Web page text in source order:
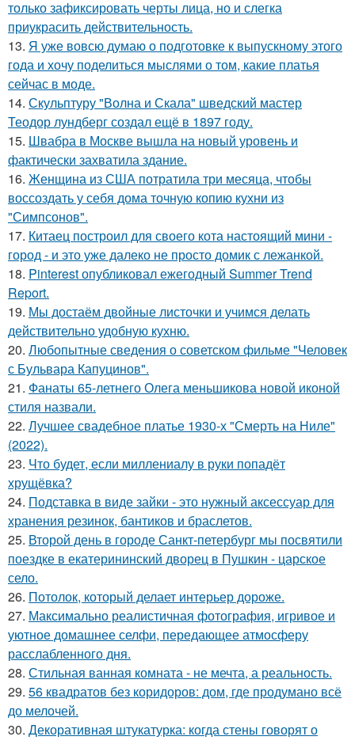
только зафиксировать черты лица, но и слегка
приукрасить действительность.
13. Я уже вовсю думаю о подготовке к выпускному этого
года и хочу поделиться мыслями о том, какие платья
сейчас в моде.
14. Скульптуру "Волна и Скала" шведский мастер
Теодор лундберг создал ещё в 1897 году.
15. Швабра в Москве вышла на новый уровень и
фактически захватила здание.
16. Женщина из США потратила три месяца, чтобы
воссоздать у себя дома точную копию кухни из
"Симпсонов".
17. Китаец построил для своего кота настоящий мини -
город - и это уже далеко не просто домик с лежанкой.
18. Pinterest опубликовал ежегодный Summer Trend
Report.
19. Мы достаём двойные листочки и учимся делать
действительно удобную кухню.
20. Любопытные сведения о советском фильме "Человек
с Бульвара Капуцинов".
21. Фанаты 65-летнего Олега меньшикова новой иконой
стиля назвали.
22. Лучшее свадебное платье 1930-х "Смерть на Ниле"
(2022).
23. Что будет, если миллениалу в руки попадёт
хрущёвка?
24. Подставка в виде зайки - это нужный аксессуар для
хранения резинок, бантиков и браслетов.
25. Второй день в городе Санкт-петербург мы посвятили
поездке в екатерининский дворец в Пушкин - царское
село.
26. Потолок, который делает интерьер дороже.
27. Максимально реалистичная фотография, игривое и
уютное домашнее селфи, передающее атмосферу
расслабленного дня.
28. Стильная ванная комната - не мечта, а реальность.
29. 56 квадратов без коридоров: дом, где продумано всё
до мелочей.
30. Декоративная штукатурка: когда стены говорят о